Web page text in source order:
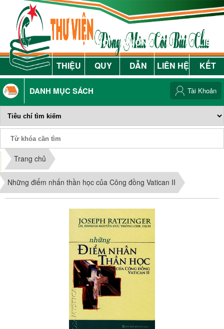
GIỚI
THIỆU
NỘI
QUY
HƯỚNG
DẪN
LIÊN HỆ
LIÊN
KẾT
DANH MỤC SÁCH Tài Khoản
Trang chủ
Những điểm nhấn thần học của Công đồng Vatican II